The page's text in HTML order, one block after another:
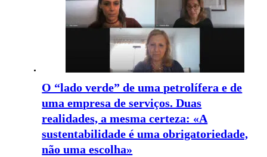
O “lado verde” de uma petrolífera e de
uma empresa de serviços. Duas
realidades, a mesma certeza: «A
sustentabilidade é uma obrigatoriedade,
não uma escolha»